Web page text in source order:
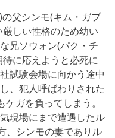
父シンモ(キム・ガプ
しい性格のため幼い
兄ソウォン(パク・チ
に応えようと必死に
試験会場に向かう途中
、犯人呼ばわりされた
ガを負ってしまう。
現場にまで遭遇したル
、シンモの妻でありル